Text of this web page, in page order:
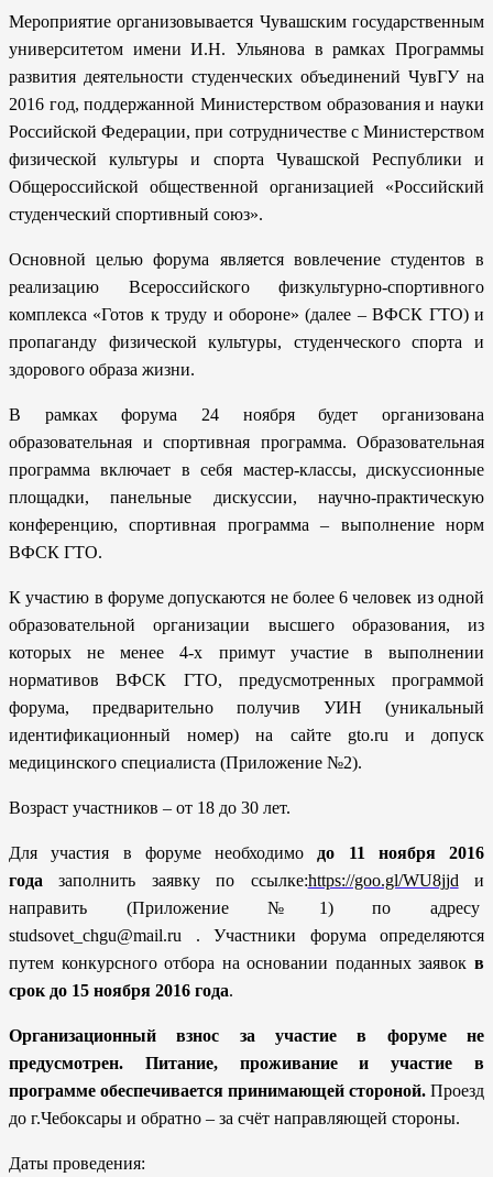
Мероприятие организовывается Чувашским государственным
университетом имени И.Н. Ульянова в рамках Программы
развития деятельности студенческих объединений ЧувГУ на
2016 год, поддержанной Министерством образования и науки
Российской Федерации, при сотрудничестве с Министерством
физической культуры и спорта Чувашской Республики и
Общероссийской общественной организацией «Российский
студенческий спортивный союз».
Основной целью форума является вовлечение студентов в
реализацию Всероссийского физкультурно-спортивного
комплекса «Готов к труду и обороне» (далее – ВФСК ГТО) и
пропаганду физической культуры, студенческого спорта и
здорового образа жизни.
В рамках форума 24 ноября будет организована
образовательная и спортивная программа. Образовательная
программа включает в себя мастер-классы, дискуссионные
площадки, панельные дискуссии, научно-практическую
конференцию, спортивная программа – выполнение норм
ВФСК ГТО.
К участию в форуме допускаются не более 6 человек из одной
образовательной организации высшего образования, из
которых не менее 4-х примут участие в выполнении
нормативов ВФСК ГТО, предусмотренных программой
форума, предварительно получив УИН (уникальный
идентификационный номер) на сайте gto.ru и допуск
медицинского специалиста (Приложение №2).
Возраст участников – от 18 до 30 лет.
Для участия в форуме необходимо до 11 ноября 2016
года заполнить заявку по ссылке:https://goo.gl/WU8jjd и
направить (Приложение №1) по адресу
studsovet_chgu@mail.ru . Участники форума определяются
путем конкурсного отбора на основании поданных заявок в
срок до 15 ноября 2016 года.
Организационный взнос за участие в форуме не
предусмотрен. Питание, проживание и участие в
программе обеспечивается принимающей стороной. Проезд
до г.Чебоксары и обратно – за счёт направляющей стороны.
Даты проведения: